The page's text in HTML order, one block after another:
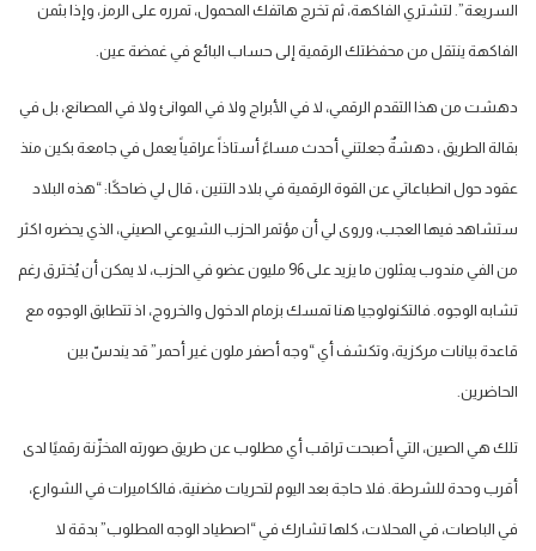
السريعة”. لتشتري الفاكهة، ثم تخرج هاتفك المحمول، تمرره على الرمز، وإذا بثمن
الفاكهة ينتقل من محفظتك الرقمية إلى حساب البائع في غمضة عين.
دهشت من هذا التقدم الرقمي، لا في الأبراج ولا في الموانئ ولا في المصانع، بل في
بقالة الطريق ، دهشةٌ جعلتني أحدث مساءً أستاذاً عراقياً يعمل في جامعة بكين منذ
عقود حول انطباعاتي عن القوة الرقمية في بلاد التنين ، قال لي ضاحكًا: “هذه البلاد
ستشاهد فيها العجب، وروى لي أن مؤتمر الحزب الشيوعي الصيني، الذي يحضره اكثر
من الفي مندوب يمثلون ما يزيد على 96 مليون عضو في الحزب، لا يمكن أن يُخترق رغم
تشابه الوجوه. فالتكنولوجيا هنا تمسك بزمام الدخول والخروج، اذ تتطابق الوجوه مع
قاعدة بيانات مركزية، وتكشف أي “وجه أصفر ملون غير أحمر” قد يندسّ بين
الحاضرين.
تلك هي الصين، التي أصبحت تراقب أي مطلوب عن طريق صورته المخزّنة رقميًا لدى
أقرب وحدة للشرطة. فلا حاجة بعد اليوم لتحريات مضنية، فالكاميرات في الشوارع،
في الباصات، في المحلات، كلها تشارك في “اصطياد الوجه المطلوب” بدقة لا